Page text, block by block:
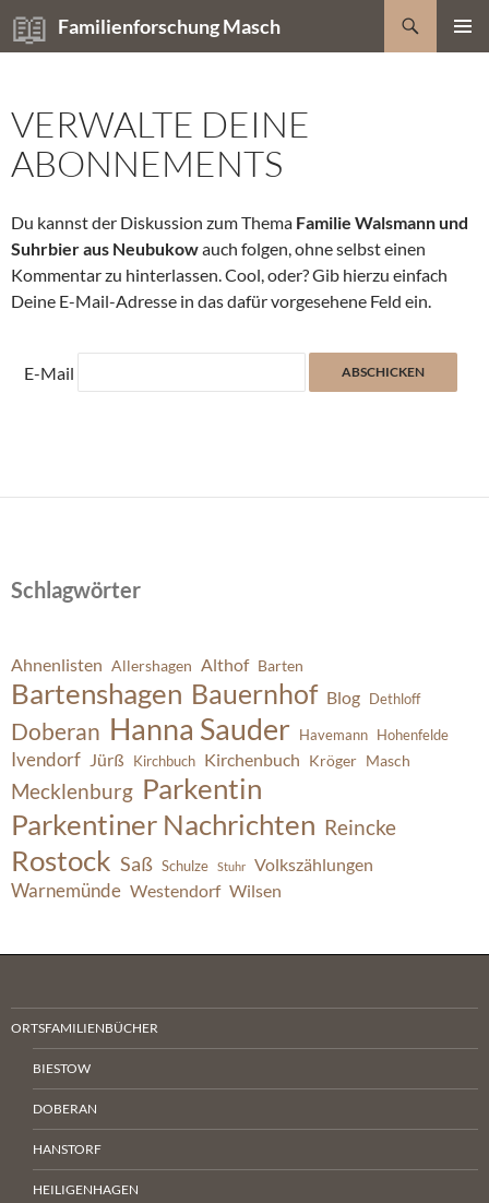
Zum
Inhalt
Familienforschung Masch
Suchen
VERWALTE DEINE
ABONNEMENTS
Du kannst der Diskussion zum Thema Familie Walsmann und
Suhrbier aus Neubukowauch folgen, ohne selbst einen
Kommentar zu hinterlassen. Cool, oder? Gib hierzu einfach
Deine E-Mail-Adresse in das dafür vorgesehene Feld ein.
E-Mail
Schlagwörter
Ahnenlisten Allershagen Althof Barten
Bartenshagen Bauernhof Blog Dethloff
Doberan Hanna Sauder Havemann Hohenfelde
Ivendorf Jürß Kirchbuch Kirchenbuch Kröger Masch
Mecklenburg Parkentin
Parkentiner Nachrichten Reincke
Rostock Saß Schulze Stuhr Volkszählungen
Warnemünde Westendorf Wilsen
ORTSFAMILIENBÜCHER
BIESTOW
DOBERAN
HANSTORF
HEILIGENHAGEN